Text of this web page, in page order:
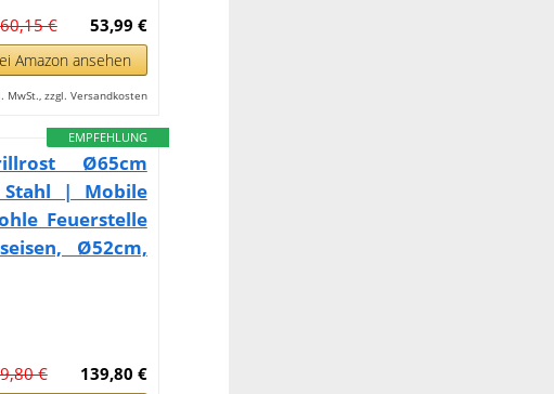
53,99 €
60,15 €
Amazon ansehen
MwSt., zzgl. Versandkosten
EMPFEHLUNG
Ø65cm
Stahl | Mobile
Feuerstelle
Ø52cm,
139,80 €
€